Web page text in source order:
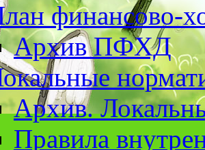
финансово-
Архив ПФХД
Архив.
Правила